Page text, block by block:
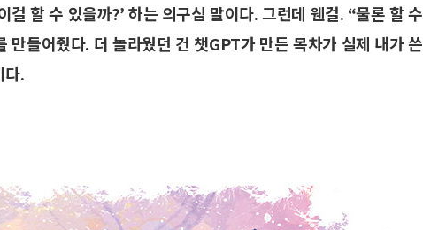
할 수 있을까?’ 하는 의구심 말이다. 그런데 웬걸. “물론 할 수
만들어줬다. 더 놀라웠던 건 챗GPT가 만든 목차가 실제 내가 쓴
다.